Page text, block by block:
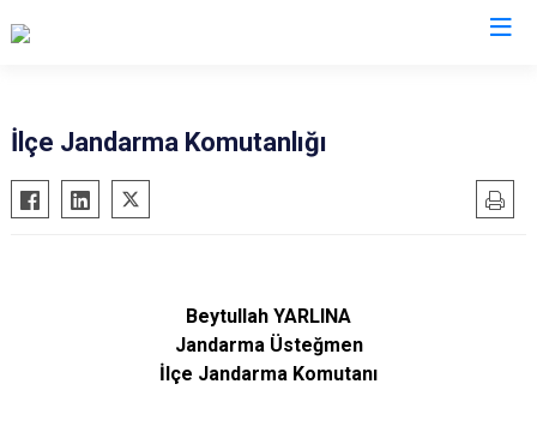
Bahçe
Düziçi
İlçe Jandarma Komutanlığı
Beytullah YARLINA
Jandarma Üsteğmen
İlçe Jandarma Komutanı